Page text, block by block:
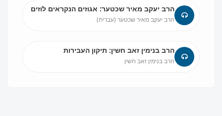
הרב יעקב מאיר שכטער: אגוזים הנקראים לוזים
הרב יעקב מאיר שכטער (עברית)
הרב בנימין זאב חשין: תיקון העבירות
הרב בנימין זאב חשין